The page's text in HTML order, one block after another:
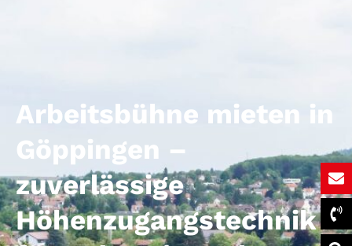
Arbeitsbühne mieten in
Göppingen –
zuverlässige
Höhenzugangstechnik